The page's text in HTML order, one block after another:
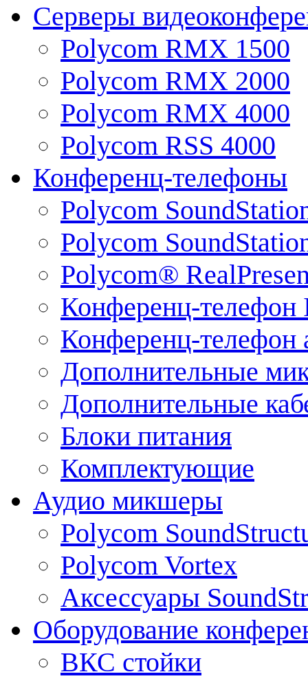
Серверы
Polycom RMX 1500
Polycom RMX 2000
Polycom RMX 4000
Polycom RSS 4000
Конференц-телефоны
Polycom
Polycom
Polycom®
Конференц-телефон
Конференц-телефон
Дополнительные
Дополнительные
Блоки питания
Комплектующие
Аудио микшеры
Polycom
Polycom Vortex
Аксессуары
Оборудование
ВКС стойки